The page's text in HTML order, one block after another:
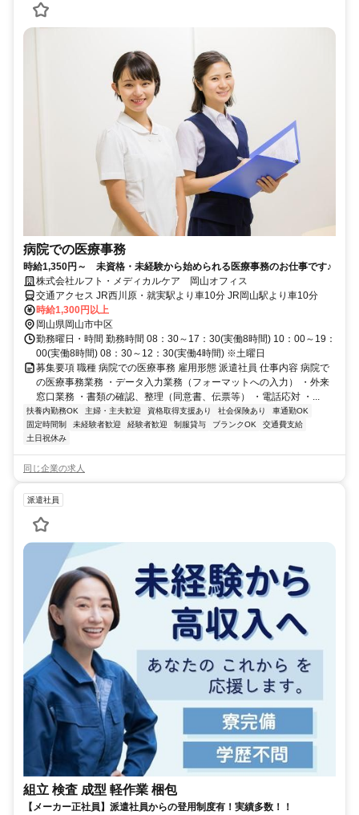
病院での医療事務
時給1,350円～ 未資格・未経験から始められる医療事務のお仕事です♪
株式会社ルフト・メディカルケア 岡山オフィス
交通アクセス JR西川原・就実駅より車10分 JR岡山駅より車10分
時給1,300円以上
岡山県岡山市中区
勤務曜日・時間 勤務時間 08：30～17：30(実働8時間) 10：00～19：
00(実働8時間) 08：30～12：30(実働4時間) ※土曜日
募集要項 職種 病院での医療事務 雇用形態 派遣社員 仕事内容 病院で
の医療事務業務 ・データ入力業務（フォーマットへの入力） ・外来
窓口業務 ・書類の確認、整理（同意書、伝票等） ・電話応対 ・...
扶養内勤務OK 主婦・主夫歓迎 資格取得支援あり 社会保険あり
車通勤OK
固定時間制
未経験者歓迎 経験者歓迎 制服貸与 ブランクOK
交通費支給
土日祝休み
同じ企業の求人
派遣社員
組立 検査 成型 軽作業 梱包
【メーカー正社員】派遣社員からの登用制度有！実績多数！！